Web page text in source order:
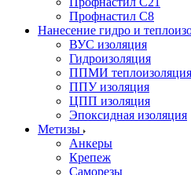
Профнастил С8
Нанесение гидро и
ВУС изоляция
Гидроизоляция
ППМИ теплоизоляция
ППУ изоляция
ЦПП изоляция
Эпоксидная изоляция
Метизы
Анкеры
Крепеж
Саморезы